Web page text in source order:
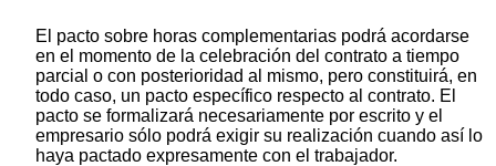
El pacto sobre horas complementarias podrá acordarse
en el momento de la celebración del contrato a tiempo
parcial o con posterioridad al mismo, pero constituirá, en
todo caso, un pacto específico respecto al contrato. El
pacto se formalizará necesariamente por escrito y el
empresario sólo podrá exigir su realización cuando así lo
haya pactado expresamente con el trabajador.